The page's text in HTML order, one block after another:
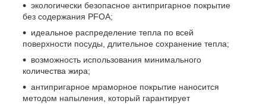
экологически безопасное антипригарное покрытие
без содержания PFOA;
идеальное распределение тепла по всей
поверхности посуды, длительное сохранение тепла;
возможность использования минимального
количества жира;
антипригарное мраморное покрытие наносится
методом напыления, который гарантирует